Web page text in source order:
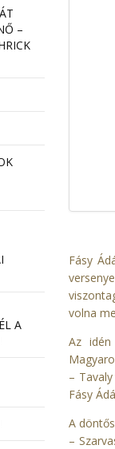
–
A
Fásy
volna
Az idén
–
Fásy
A
–